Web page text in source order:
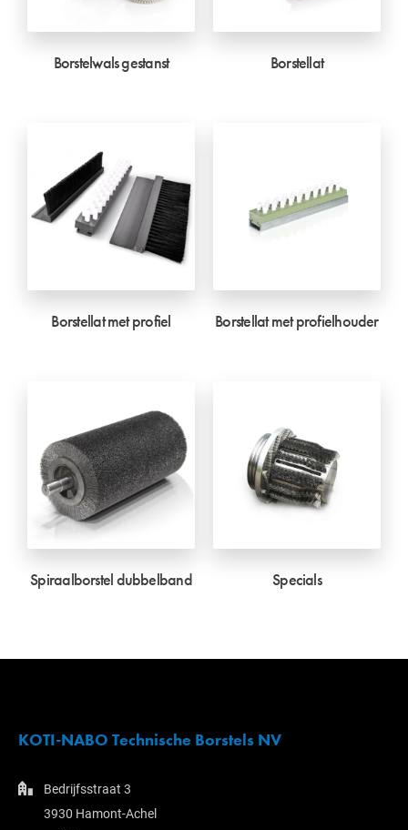
Borstelwals gestanst Borstellat
Borstellat met profiel Borstellat met profielhouder
Spiraalborstel dubbelband Specials
KOTI-NABO Technische Borstels NV
Bedrijfsstraat 3
3930 Hamont-Achel